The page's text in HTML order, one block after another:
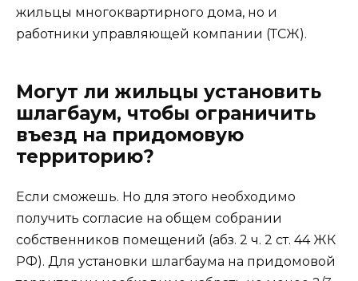
жильцы многоквартирного дома, но и
работники управляющей компании (ТСЖ).
Могут ли жильцы установить
шлагбаум, чтобы ограничить
въезд на придомовую
территорию?
Если сможешь. Но для этого необходимо
получить согласие на общем собрании
собственников помещений (абз. 2 ч. 2 ст. 44 ЖК
РФ). Для установки шлагбаума на придомовой